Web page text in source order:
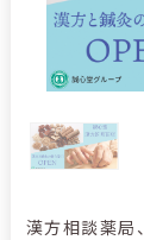
漢方相談薬局